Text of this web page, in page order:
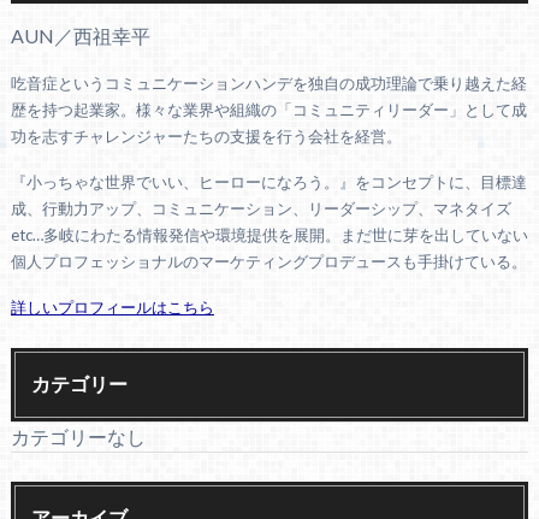
AUN／西祖幸平
吃音症というコミュニケーションハンデを独自の成功理論で乗り越えた経
歴を持つ起業家。様々な業界や組織の「コミュニティリーダー」として成
功を志すチャレンジャーたちの支援を行う会社を経営。
『小っちゃな世界でいい、ヒーローになろう。』をコンセプトに、目標達
成、行動力アップ、コミュニケーション、リーダーシップ、マネタイズ
etc…多岐にわたる情報発信や環境提供を展開。まだ世に芽を出していない
個人プロフェッショナルのマーケティングプロデュースも手掛けている。
詳しいプロフィールはこちら
カテゴリー
カテゴリーなし